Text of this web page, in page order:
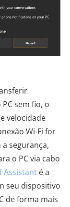
sem fio, o
velocidade
Wi-Fi for
segurança,
o PC via cabo
Assistant é a
seu dispositivo
de forma mais